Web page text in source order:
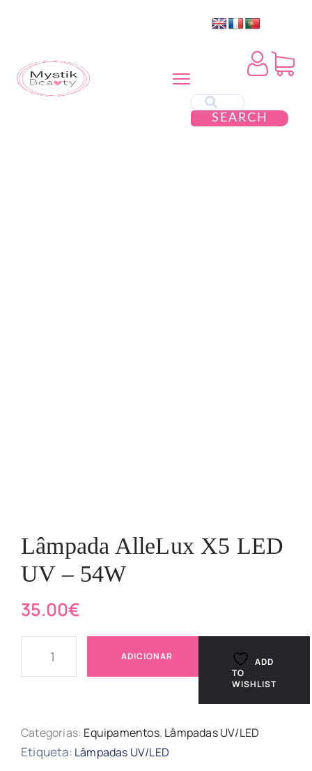
SEARCH
Lâmpada AlleLux X5 LED
UV – 54W
35.00€
ADICIONAR
ADD
TO
WISHLIST
Categorias: Equipamentos, Lâmpadas UV/LED
Etiqueta: Lâmpadas UV/LED